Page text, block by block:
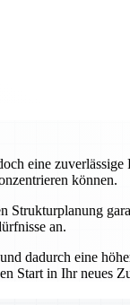
eine zuverlässige
können.
Strukturplanung
an.
dadurch eine
Start in Ihr neues